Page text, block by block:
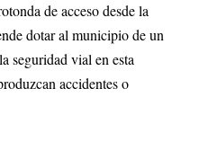
de acceso desde la
dotar al municipio de un
seguridad vial en esta
accidentes o